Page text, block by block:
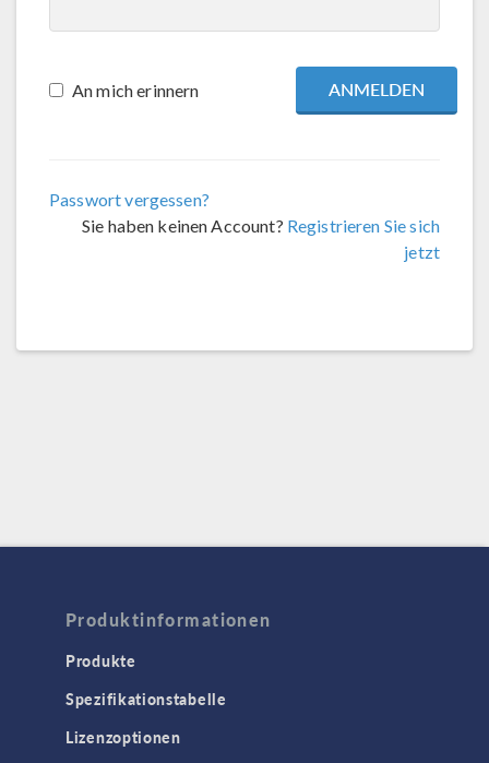
An mich erinnern
Passwort vergessen?
Sie haben keinen Account? Registrieren Sie sich
jetzt
Produktinformationen
Produkte
Spezifikationstabelle
Lizenzoptionen